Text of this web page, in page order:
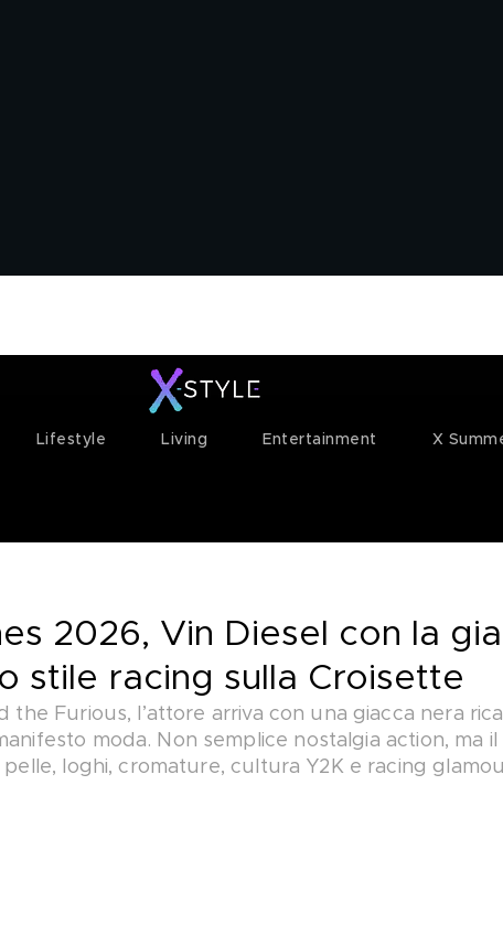
Lifestyle Living Entertainment X
2026, Vin Diesel con la
stile racing sulla Croisette
the Furious, l’attore arriva con una giacca nera
moda. Non semplice nostalgia action, ma
loghi, cromature, cultura Y2K e racing